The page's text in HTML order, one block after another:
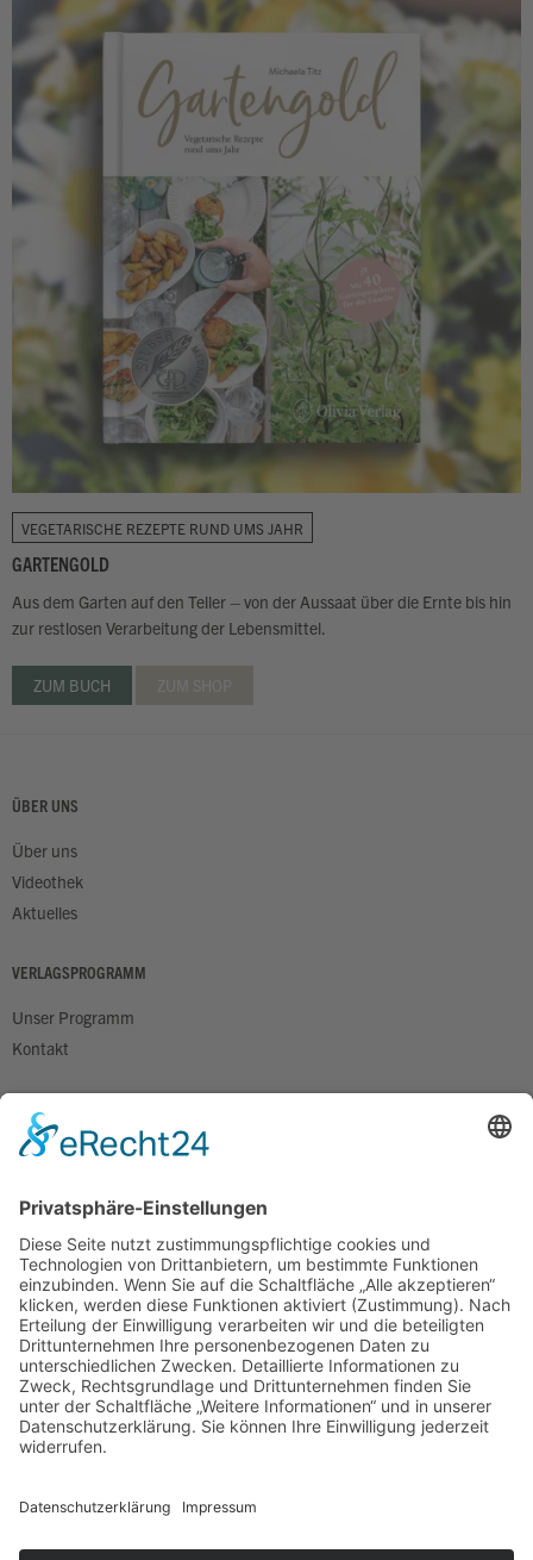
VEGETARISCHE REZEPTE RUND UMS JAHR
GARTENGOLD
Aus dem Garten auf den Teller – von der Aussaat über die Ernte bis hin
zur restlosen Verarbeitung der Lebensmittel.
ZUM BUCH
ÜBER UNS
Über uns
Videothek
Aktuelles
VERLAGSPROGRAMM
Unser Programm
Kontakt
FÜR HÄNDLER
Für Händler
Kontakt
RECHTLICHES
Impressum
Datenschutzerklärung
AGB